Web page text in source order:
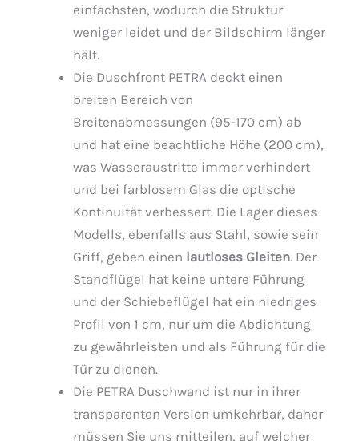
einfachsten, wodurch die Struktur
weniger leidet und der Bildschirm länger
hält.
Die Duschfront PETRA deckt einen
breiten Bereich von
Breitenabmessungen (95-170 cm) ab
und hat eine beachtliche Höhe (200 cm),
was Wasseraustritte immer verhindert
und bei farblosem Glas die optische
Kontinuität verbessert. Die Lager dieses
Modells, ebenfalls aus Stahl, sowie sein
Griff, geben einen lautloses Gleiten. Der
Standflügel hat keine untere Führung
und der Schiebeflügel hat ein niedriges
Profil von 1 cm, nur um die Abdichtung
zu gewährleisten und als Führung für die
Tür zu dienen.
Die PETRA Duschwand ist nur in ihrer
transparenten Version umkehrbar, daher
müssen Sie uns mitteilen, auf welcher